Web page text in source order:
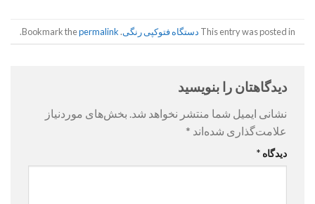
This entry was posted in دستگاه فتوکپی رنگی. Bookmark the
permalink
.
دیدگاهتان را بنویسید
نشانی ایمیل شما منتشر نخواهد شد. بخش‌های موردنیاز
علامت‌گذاری شده‌اند *
دیدگاه *